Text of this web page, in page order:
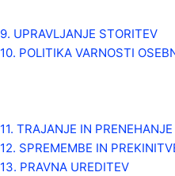
9. UPRAVLJANJE STORITEV
10. POLITIKA VARNOSTI
11. TRAJANJE IN PRENEHANJE
12. SPREMEMBE IN
13. PRAVNA UREDITEV